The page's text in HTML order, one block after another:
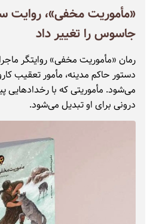
«مأموریت مخفی»،
جاسوس را تغییر داد
رمان «مأموریت مخفی» روایتگر
دستور حاکم مدینه، مأمور
می‌شود. مأموریتی که با
درونی برای او تبدیل می‌شود.